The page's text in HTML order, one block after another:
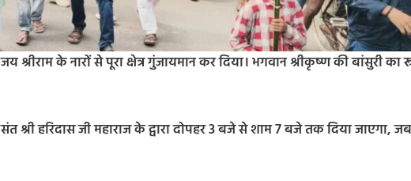
के नारों से पूरा क्षेत्र गुंजायमान कर दिया। भगवान श्रीकृष्ण की बांसुरी का
श्री हरिदास जी महाराज के द्वारा दोपहर 3 बजे से शाम 7 बजे तक दिया जाएगा,